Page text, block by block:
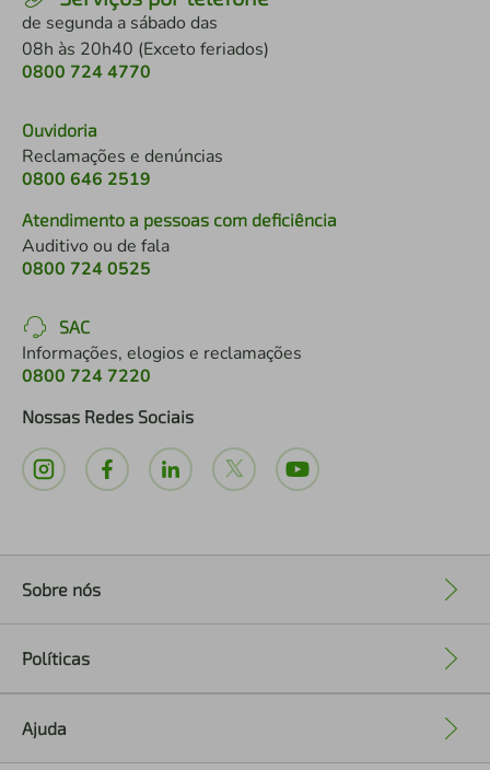
de segunda a sábado das
08h às 20h40 (Exceto feriados)
0800 724 4770
Ouvidoria
Reclamações e denúncias
0800 646 2519
Atendimento a pessoas com deficiência
Auditivo ou de fala
0800 724 0525
SAC
Informações, elogios e reclamações
0800 724 7220
Nossas Redes Sociais
Sobre nós
Políticas
Ajuda